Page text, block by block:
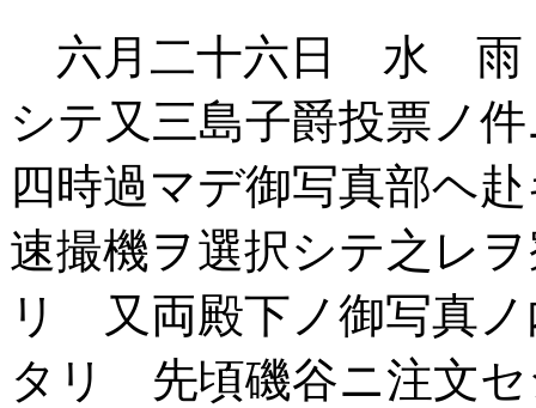
六月二十六日 水 雨
シテ又三島子爵投票ノ
四時過マデ御写真部ヘ
速撮機ヲ選択シテ之レ
リ 又両殿下ノ御写真ノ
タリ 先頃磯谷ニ注文セ